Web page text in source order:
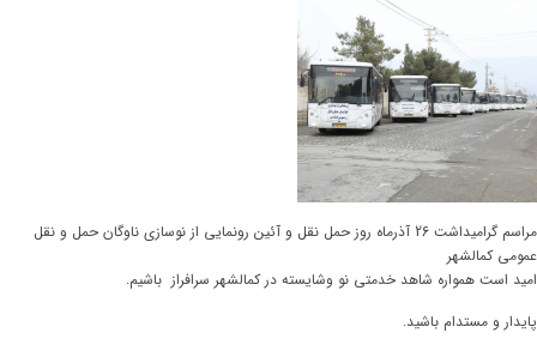
مراسم گرامیداشت 26 آذرماه روز حمل نقل و آئین رونمایی از نوسازی ناوگان حمل و نقل
عمومی کمالشهر
امید است همواره شاهد خدمتی نو وشایسته در کمالشهر سرافراز باشیم.
پایدار و مستدام باشید.